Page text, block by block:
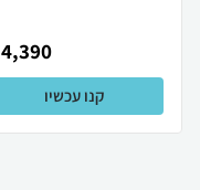
4,390
קנו עכשיו